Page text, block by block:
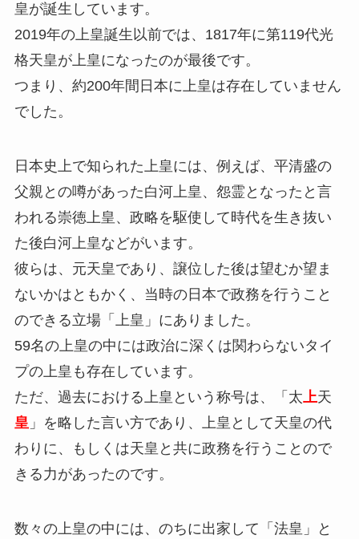
皇が誕生しています。
2019年の上皇誕生以前では、1817年に第119代光
格天皇が上皇になったのが最後です。
つまり、約200年間日本に上皇は存在していません
でした。
日本史上で知られた上皇には、例えば、平清盛の
父親との噂があった白河上皇、怨霊となったと言
われる崇徳上皇、政略を駆使して時代を生き抜い
た後白河上皇などがいます。
彼らは、元天皇であり、譲位した後は望むか望ま
ないかはともかく、当時の日本で政務を行うこと
のできる立場「上皇」にありました。
59名の上皇の中には政治に深くは関わらないタイ
プの上皇も存在しています。
ただ、過去における上皇という称号は、「太 上天
皇 」を略した言い方であり、上皇として天皇の代
わりに、もしくは天皇と共に政務を行うことので
きる力があったのです。
数々の上皇の中には、のちに出家して「法皇」と